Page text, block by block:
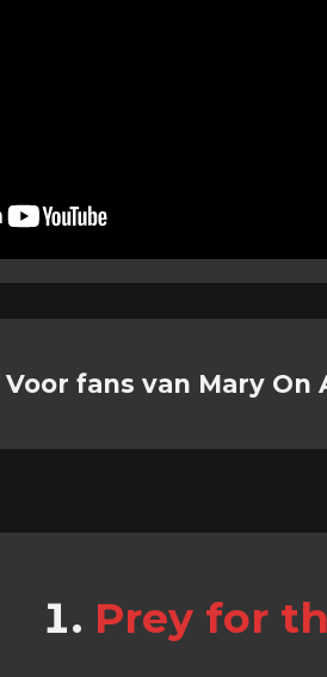
Voor fans van Mary On
Prey for